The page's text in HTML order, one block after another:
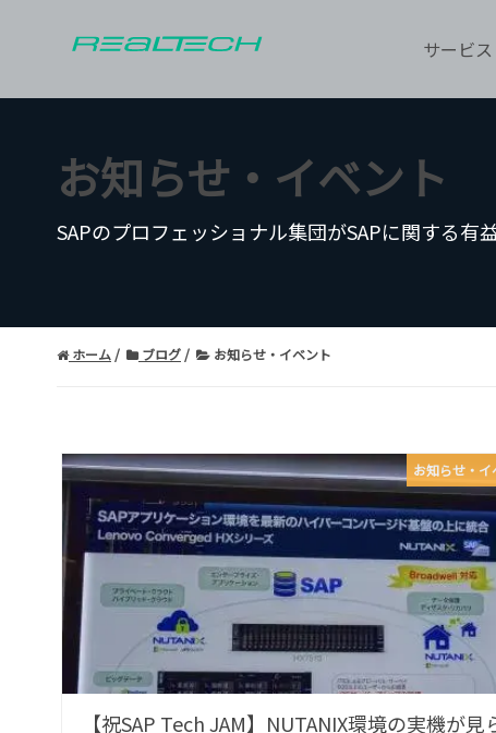
サービス
お知らせ・イベント
SAPのプロフェッショナル集団がSAPに関する有
ホーム ブログ お知らせ・イベント
お知らせ・イ
【祝SAP Tech JAM】NUTANIX環境の実機が見